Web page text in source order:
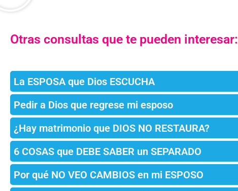
Otras consultas que te pueden interesar:
La ESPOSA que Dios ESCUCHA
Pedir a Dios que regrese mi esposo
¿Hay matrimonio que DIOS NO RESTAURA?
6 COSAS que DEBE SABER un SEPARADO
Por qué NO VEO CAMBIOS en mi ESPOSO